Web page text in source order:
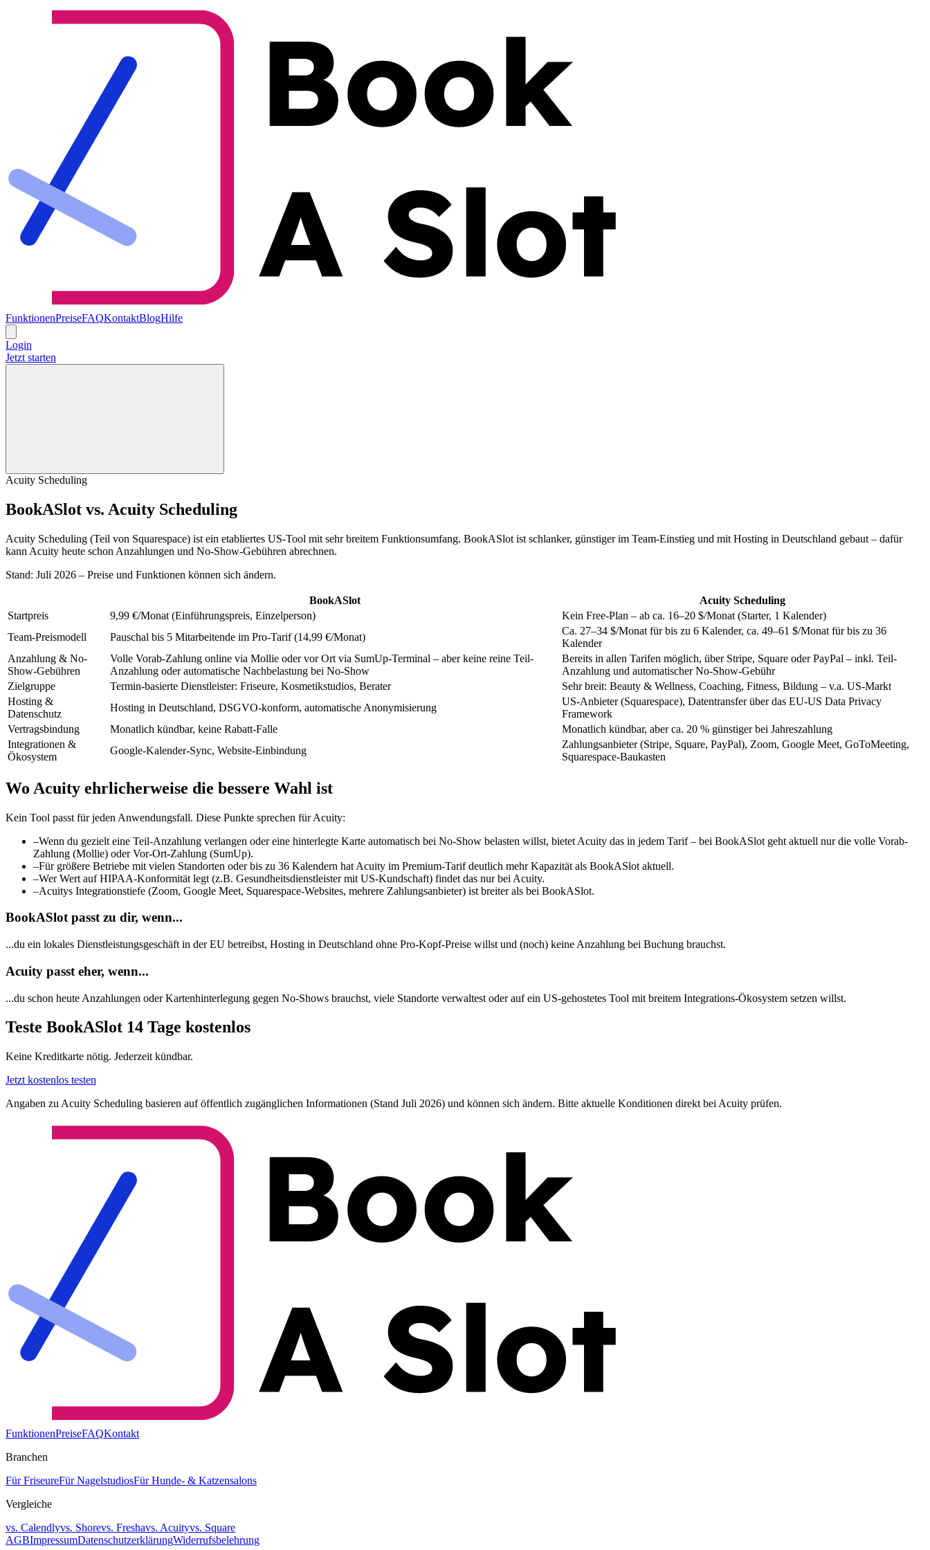
FunktionenPreiseFAQKontaktBlogHilfe
Login
Jetzt starten
Acuity Scheduling
BookASlot vs. Acuity Scheduling
Acuity Scheduling (Teil von Squarespace) ist ein etabliertes US-Tool mit sehr breitem Funktionsumfang. BookASlot ist schlanker, günstiger im Team-Einstieg und mit Hosting in Deutschland gebaut – dafür
kann Acuity heute schon Anzahlungen und No-Show-Gebühren abrechnen.
Stand: Juli 2026 – Preise und Funktionen können sich ändern.
BookASlot
Acuity Scheduling
Startpreis
9,99 €/Monat (Einführungspreis, Einzelperson)
Kein Free-Plan – ab ca. 16–20 $/Monat (Starter, 1 Kalender)
Team-Preismodell
Pauschal bis 5 Mitarbeitende im Pro-Tarif (14,99 €/Monat)
Ca. 27–34 $/Monat für bis zu 6 Kalender, ca. 49–61 $/Monat für bis zu 36
Kalender
Anzahlung & No-
Show-Gebühren
Volle Vorab-Zahlung online via Mollie oder vor Ort via SumUp-Terminal – aber keine reine Teil-
Anzahlung oder automatische Nachbelastung bei No-Show
Bereits in allen Tarifen möglich, über Stripe, Square oder PayPal – inkl. Teil-
Anzahlung und automatischer No-Show-Gebühr
Zielgruppe
Termin-basierte Dienstleister: Friseure, Kosmetikstudios, Berater
Sehr breit: Beauty & Wellness, Coaching, Fitness, Bildung – v.a. US-Markt
Hosting &
Datenschutz
Hosting in Deutschland, DSGVO-konform, automatische Anonymisierung
US-Anbieter (Squarespace), Datentransfer über das EU-US Data Privacy
Framework
Vertragsbindung
Monatlich kündbar, keine Rabatt-Falle
Monatlich kündbar, aber ca. 20 % günstiger bei Jahreszahlung
Integrationen &
Ökosystem
Google-Kalender-Sync, Website-Einbindung
Zahlungsanbieter (Stripe, Square, PayPal), Zoom, Google Meet, GoToMeeting,
Squarespace-Baukasten
Wo Acuity ehrlicherweise die bessere Wahl ist
Kein Tool passt für jeden Anwendungsfall. Diese Punkte sprechen für Acuity:
–Wenn du gezielt eine Teil-Anzahlung verlangen oder eine hinterlegte Karte automatisch bei No-Show belasten willst, bietet Acuity das in jedem Tarif – bei BookASlot geht aktuell nur die volle Vorab-
Zahlung (Mollie) oder Vor-Ort-Zahlung (SumUp).
–Für größere Betriebe mit vielen Standorten oder bis zu 36 Kalendern hat Acuity im Premium-Tarif deutlich mehr Kapazität als BookASlot aktuell.
–Wer Wert auf HIPAA-Konformität legt (z.B. Gesundheitsdienstleister mit US-Kundschaft) findet das nur bei Acuity.
–Acuitys Integrationstiefe (Zoom, Google Meet, Squarespace-Websites, mehrere Zahlungsanbieter) ist breiter als bei BookASlot.
BookASlot passt zu dir, wenn...
...du ein lokales Dienstleistungsgeschäft in der EU betreibst, Hosting in Deutschland ohne Pro-Kopf-Preise willst und (noch) keine Anzahlung bei Buchung brauchst.
Acuity passt eher, wenn...
...du schon heute Anzahlungen oder Kartenhinterlegung gegen No-Shows brauchst, viele Standorte verwaltest oder auf ein US-gehostetes Tool mit breitem Integrations-Ökosystem setzen willst.
Teste BookASlot 14 Tage kostenlos
Keine Kreditkarte nötig. Jederzeit kündbar.
Jetzt kostenlos testen
Angaben zu Acuity Scheduling basieren auf öffentlich zugänglichen Informationen (Stand Juli 2026) und können sich ändern. Bitte aktuelle Konditionen direkt bei Acuity prüfen.
FunktionenPreiseFAQKontakt
Branchen
Für FriseureFür NagelstudiosFür Hunde- & Katzensalons
Vergleiche
vs. Calendlyvs. Shorevs. Freshavs. Acuityvs. Square
AGBImpressumDatenschutzerklärungWiderrufsbelehrung